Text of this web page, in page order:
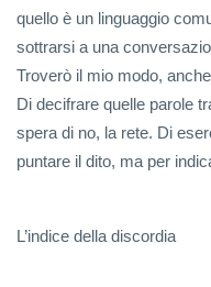
quello è un linguaggio
sottrarsi a una
Troverò il mio modo,
Di decifrare quelle parole
spera di no, la rete. Di
puntare il dito, ma per
L’indice della discordia